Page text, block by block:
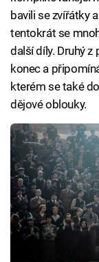
bavili se zvířátky
tentokrát se
další díly. Druhý
konec a
kterém se také
dějové oblouky.